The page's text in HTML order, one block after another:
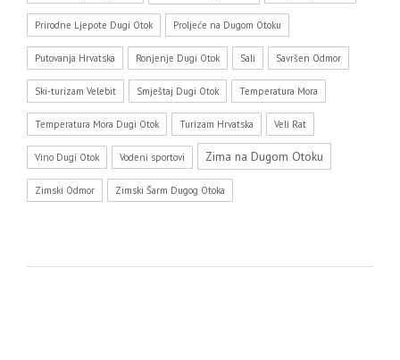
Prirodne Ljepote Dugi Otok Proljeće na Dugom Otoku
Putovanja Hrvatska Ronjenje Dugi Otok Sali Savršen Odmor
Ski-turizam Velebit Smještaj Dugi Otok Temperatura Mora
Temperatura Mora Dugi Otok Turizam Hrvatska Veli Rat
Vino Dugi Otok Vodeni sportovi Zima na Dugom Otoku
Zimski Odmor Zimski Šarm Dugog Otoka